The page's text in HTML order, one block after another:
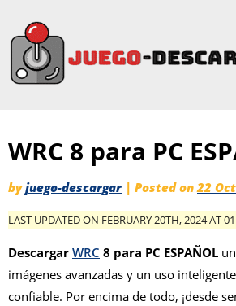
WRC 8 para PC
byjuego-descargar | Posted on 22
LAST UPDATED ON FEBRUARY 20TH, 2024 AT
Descargar WRC 8 para PC ESPAÑOL
imágenes avanzadas y un uso
confiable. Por encima de todo, ¡desde